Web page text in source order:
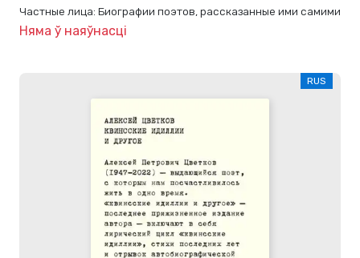
Частные лица: Биографии поэтов, рассказанные ими самими
Няма ў наяўнасці
RUS